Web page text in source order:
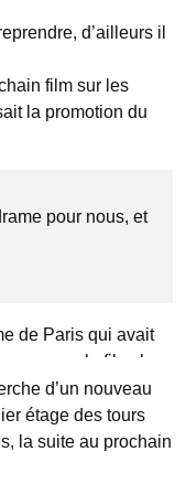
d’ailleurs il
film sur les
la promotion du
pour nous, et
de Paris qui avait
pour le film, la
pas lieu.
voyait beaucoup de
commencer le
d’un nouveau
étage des tours
la suite au prochain